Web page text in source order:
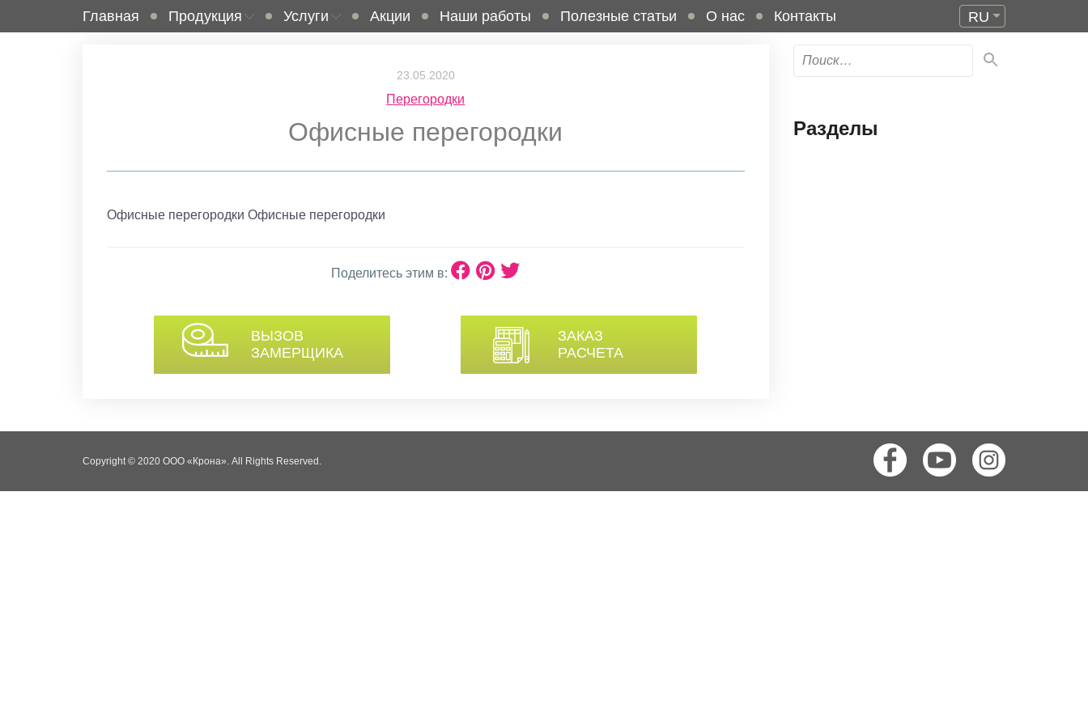
RU
Главная Продукция Услуги Акции Наши работы Полезные статьи О нас Контакты
23.05.2020
Перегородки
Офисные перегородки
Офисные перегородки Офисные перегородки
Поделитесь этим в:
ВЫЗОВ
ЗАМЕРЩИКА
ЗАКАЗ
РАСЧЕТА
Разделы
Copyright © 2020 ООО «Крона». All Rights Reserved.
Facebook
YoutubeInstagram